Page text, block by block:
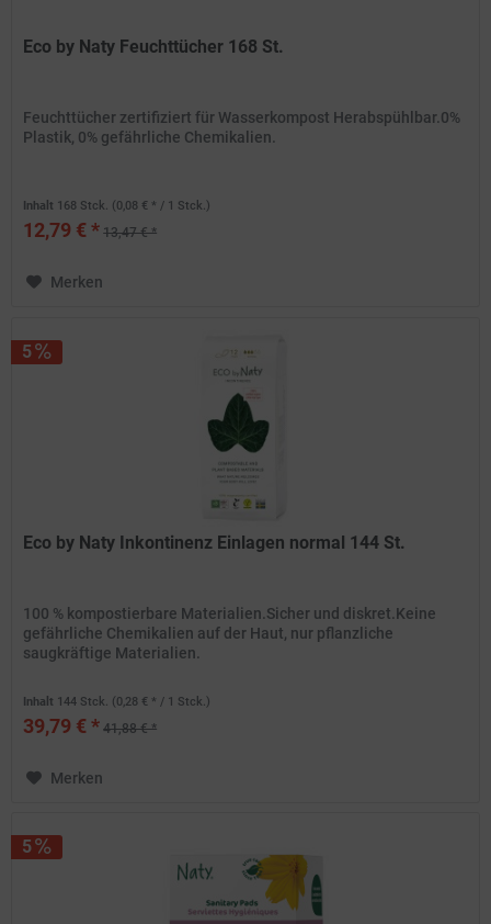
Eco by Naty Feuchttücher 168 St.
Feuchttücher zertifiziert für Wasserkompost Herabspühlbar.0%
Plastik, 0% gefährliche Chemikalien.
Inhalt 168 Stck. (0,08 € * / 1 Stck.)
12,79 € * 13,47 € *
Merken
5
Eco by Naty Inkontinenz Einlagen normal 144 St.
100 % kompostierbare Materialien.Sicher und diskret.Keine
gefährliche Chemikalien auf der Haut, nur pflanzliche
saugkräftige Materialien.
Inhalt 144 Stck. (0,28 € * / 1 Stck.)
39,79 € * 41,88 € *
Merken
5